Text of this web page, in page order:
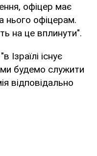
офіцер має
нього офіцерам.
на це вплинути".
існує
ми будемо служити
відповідально